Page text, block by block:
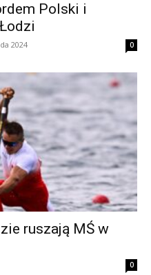
Polski i
2024 0
ruszają MŚ w
0